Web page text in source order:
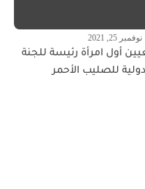
نوفمبر 25, 2021
أول امرأة رئيسة للجنة
للصليب الأحمر